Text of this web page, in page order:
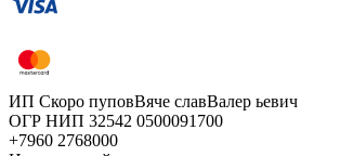
ИП Скоро пуповВяче славВалер ьевич
ОГР НИП 32542 0500091700
+7960 2768000